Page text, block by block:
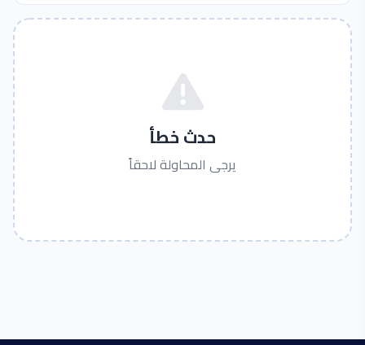
حدث خطأ
يرجى المحاولة لاحقاً